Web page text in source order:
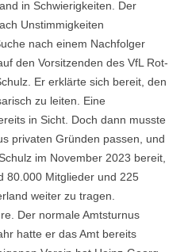
in Schwierigkeiten. Der
Unstimmigkeiten
nach einem Nachfolger
den Vorsitzenden des VfL Rot-
Er erklärte sich bereit, den
zu leiten. Eine
in Sicht. Doch dann musste
privaten Gründen passen, und
im November 2023 bereit,
80.000 Mitglieder und 225
weiter zu tragen.
Der normale Amtsturnus
hatte er das Amt bereits